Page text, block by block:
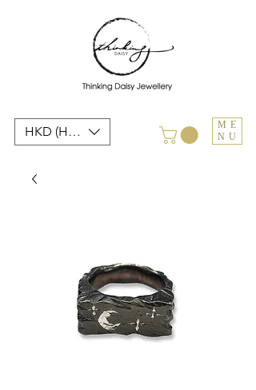
HKD (HK$)
ME
NU